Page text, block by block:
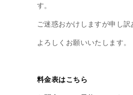
す。
ご迷惑おかけしますが申し訳
よろしくお願いいたします。
料金表はこちら